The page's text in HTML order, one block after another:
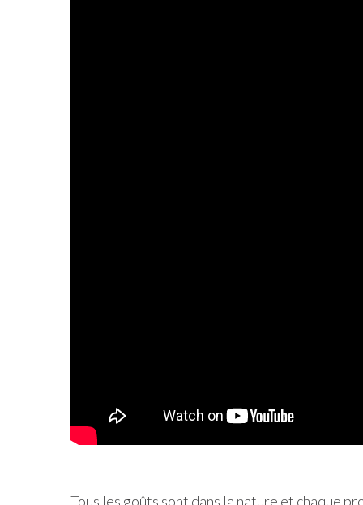
Tous les goûts sont dans la nature et chaque